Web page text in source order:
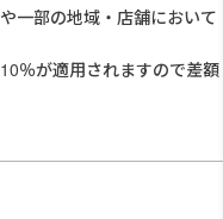
一部の地域・店舗において
％が適用されますので差額